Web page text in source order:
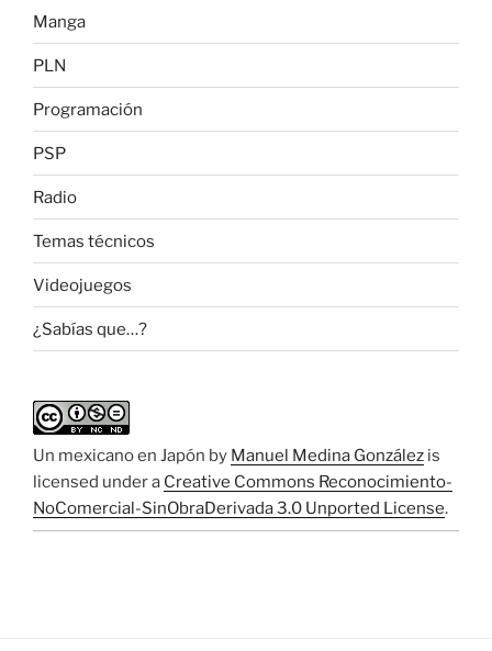
Manga
PLN
Programación
PSP
Radio
Temas técnicos
Videojuegos
¿Sabías que…?
Un mexicano en Japón by Manuel Medina González is
licensed under a Creative Commons Reconocimiento-
NoComercial-SinObraDerivada 3.0 Unported License.